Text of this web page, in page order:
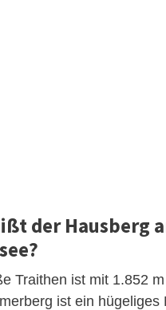
der Hausberg
Traithen ist mit 1.852
ist ein hügeliges